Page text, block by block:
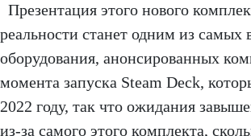
Презентация этого нового
реальности станет одним из самых
оборудования, анонсированных
момента запуска Steam Deck,
2022 году, так что ожидания
из-за самого этого комплекта,